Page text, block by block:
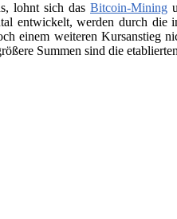
lohnt sich das Bitcoin-Mining
entwickelt, werden durch die
einem weiteren
Summen sind die